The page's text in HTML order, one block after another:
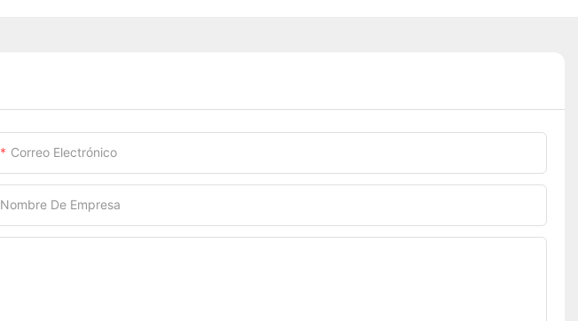
Correo Electrónico
Nombre De Empresa